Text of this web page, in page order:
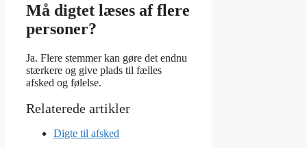
Må digtet læses af flere
personer?
Ja. Flere stemmer kan gøre det endnu
stærkere og give plads til fælles
afsked og følelse.
Digte til afsked